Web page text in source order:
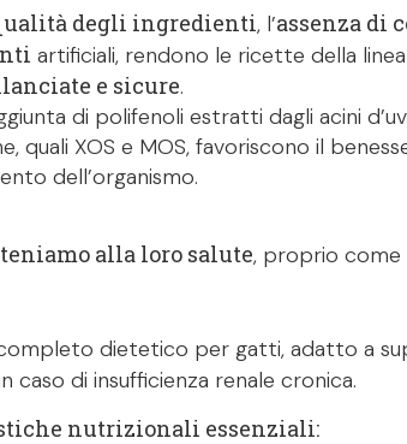
degli ingredienti, l’assenza di
artificiali, rendono le ricette della
e sicure.
di polifenoli estratti dagli acini
quali XOS e MOS, favoriscono il
dell’organismo.
alla loro salute, proprio come
dietetico per gatti, adatto a
caso di insufficienza renale cronica.
nutrizionali essenziali: